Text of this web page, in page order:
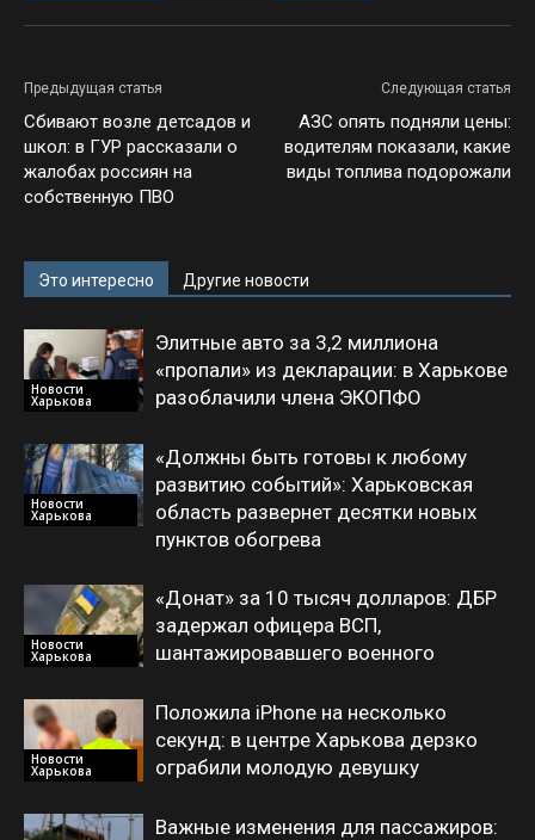
Предыдущая статья
Сбивают возле детсадов и
школ: в ГУР рассказали о
жалобах россиян на
собственную ПВО
Следующая статья
АЗС опять подняли цены:
водителям показали, какие
виды топлива подорожали
Это интересно Другие новости
Новости
Харькова
Элитные авто за 3,2 миллиона
«пропали» из декларации: в Харькове
разоблачили члена ЭКОПФО
Новости
Харькова
«Должны быть готовы к любому
развитию событий»: Харьковская
область развернет десятки новых
пунктов обогрева
Новости
Харькова
«Донат» за 10 тысяч долларов: ДБР
задержал офицера ВСП,
шантажировавшего военного
Новости
Харькова
Положила iPhone на несколько
секунд: в центре Харькова дерзко
ограбили молодую девушку
Важные изменения для пассажиров: